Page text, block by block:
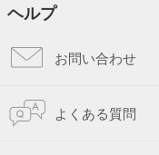
ヘルプ
お問い合わせ
よくある質問